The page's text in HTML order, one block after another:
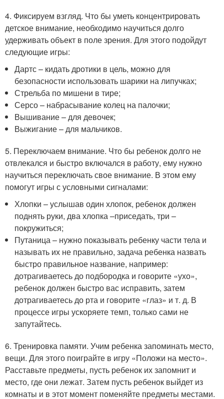
4. Фиксируем взгляд. Что бы уметь концентрировать
детское внимание, необходимо научиться долго
удерживать объект в поле зрения. Для этого подойдут
следующие игры:
Дартс – кидать дротики в цель, можно для
безопасности использовать шарики на липучках;
Стрельба по мишени в тире;
Серсо – набрасывание колец на палочки;
Вышивание – для девочек;
Выжигание – для мальчиков.
5. Переключаем внимание. Что бы ребенок долго не
отвлекался и быстро включался в работу, ему нужно
научиться переключать свое внимание. В этом ему
помогут игры с условными сигналами:
Хлопки – услышав один хлопок, ребенок должен
поднять руки, два хлопка –приседать, три –
покружиться;
Путаница – нужно показывать ребенку части тела и
называть их не правильно, задача ребенка назвать
быстро правильное название, например:
дотрагиваетесь до подбородка и говорите «ухо»,
ребенок должен быстро вас исправить, затем
дотрагиваетесь до рта и говорите «глаз» и т. д. В
процессе игры ускоряете темп, только сами не
запутайтесь.
6. Тренировка памяти. Учим ребенка запоминать место,
вещи. Для этого поиграйте в игру «Положи на место».
Расставьте предметы, пусть ребенок их запомнит и
место, где они лежат. Затем пусть ребенок выйдет из
комнаты и в этот момент поменяйте предметы местами.